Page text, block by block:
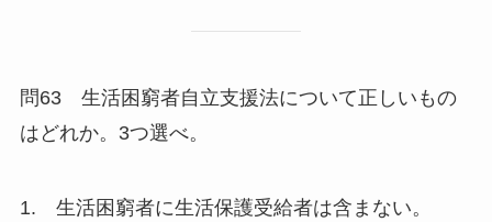
問63 生活困窮者自立支援法について正しいもの
はどれか。3つ選べ。
1. 生活困窮者に生活保護受給者は含まない。